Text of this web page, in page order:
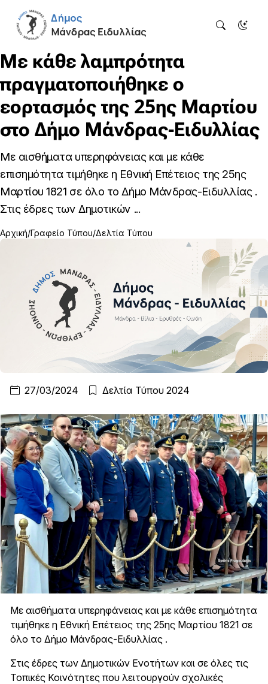
Με κάθε λαμπρότητα
πραγματοποιήθηκε ο
εορτασμός της 25ης Μαρτίου
στο Δήμο Μάνδρας-Ειδυλλίας
Με αισθήματα υπερηφάνειας και με κάθε
επισημότητα τιμήθηκε η Εθνική Επέτειος της 25ης
Μαρτίου 1821 σε όλο το Δήμο Μάνδρας-Ειδυλλίας .
Στις έδρες των Δημοτικών ...
Αρχική Γραφείο Τύπου Δελτία Τύπου
27/03/2024 Δελτία Τύπου 2024
Με αισθήματα υπερηφάνειας και με κάθε επισημότητα
τιμήθηκε η Εθνική Επέτειος της 25ης Μαρτίου 1821 σε
όλο το Δήμο Μάνδρας-Ειδυλλίας .
Στις έδρες των Δημοτικών Ενοτήτων και σε όλες τις
Τοπικές Κοινότητες που λειτουργούν σχολικές